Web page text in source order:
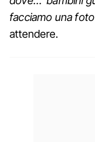
facciamo una
attendere.